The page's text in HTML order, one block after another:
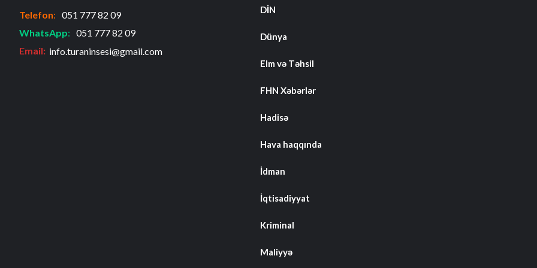
Telefon: 051 777 82 09
WhatsApp: 051 777 82 09
Email: info.turaninsesi@gmail.com
DİN
Dünya
Elm və Təhsil
FHN Xəbərlər
Hadisə
Hava haqqında
İdman
İqtisadiyyat
Kriminal
Maliyyə